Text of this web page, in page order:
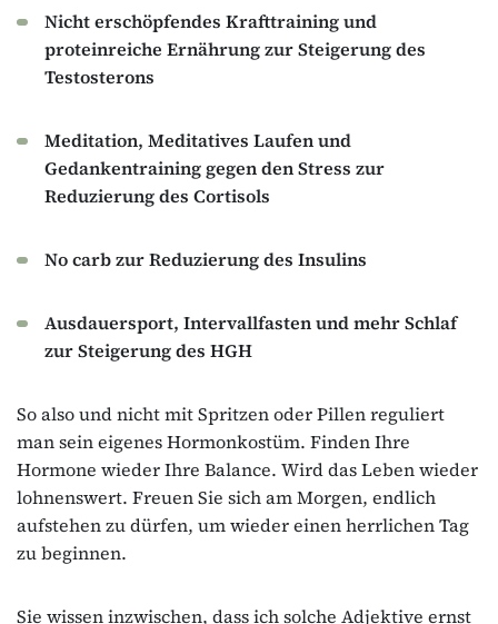
Nicht erschöpfendes Krafttraining und
proteinreiche Ernährung zur Steigerung des
Testosterons
Meditation, Meditatives Laufen und
Gedankentraining gegen den Stress zur
Reduzierung des Cortisols
No carb zur Reduzierung des Insulins
Ausdauersport, Intervallfasten und mehr Schlaf
zur Steigerung des HGH
So also und nicht mit Spritzen oder Pillen reguliert
man sein eigenes Hormonkostüm. Finden Ihre
Hormone wieder Ihre Balance. Wird das Leben wieder
lohnenswert. Freuen Sie sich am Morgen, endlich
aufstehen zu dürfen, um wieder einen herrlichen Tag
zu beginnen.
Sie wissen inzwischen, dass ich solche Adjektive ernst